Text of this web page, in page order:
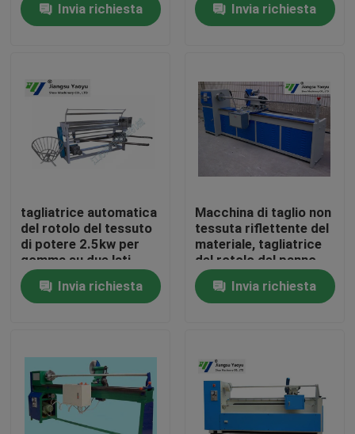
Prodotti
Giro della fabbrica
Contattici
Richieda una citazione
Macchina tagliante della pressa idraulica
Tagliatrice idraulica del braccio dell'oscillazione
Invia richiesta
rotolo del tessuto di
alta efficienza
Invia richiesta
tagliatrice automatica
del rotolo del tessuto
di potere 2.5kw per
gomma su due lati
Invia richiesta
Macchina di taglio non
tessuta riflettente del
materiale, tagliatrice
del rotolo del panno
Invia richiesta